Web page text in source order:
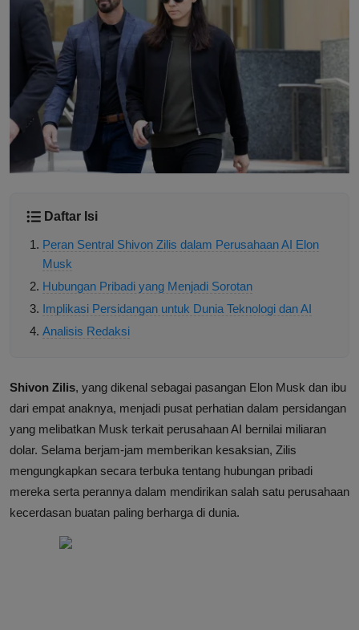
Daftar Isi
Peran Sentral Shivon Zilis dalam Perusahaan AI Elon
Musk
Hubungan Pribadi yang Menjadi Sorotan
Implikasi Persidangan untuk Dunia Teknologi dan AI
Analisis Redaksi
Shivon Zilis, yang dikenal sebagai pasangan Elon Musk dan ibu
dari empat anaknya, menjadi pusat perhatian dalam persidangan
yang melibatkan Musk terkait perusahaan AI bernilai miliaran
dolar. Selama berjam-jam memberikan kesaksian, Zilis
mengungkapkan secara terbuka tentang hubungan pribadi
mereka serta perannya dalam mendirikan salah satu perusahaan
kecerdasan buatan paling berharga di dunia.